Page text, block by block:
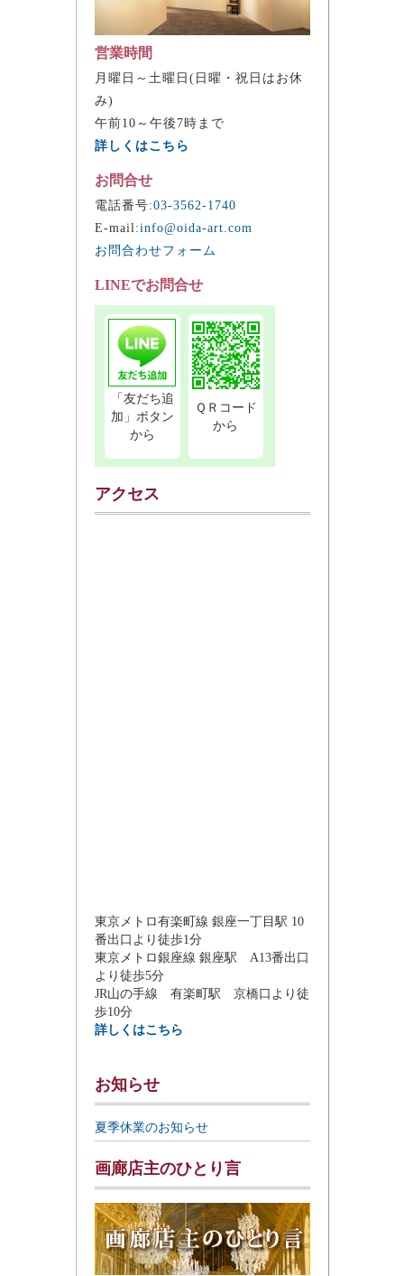
営業時間
月曜日～土曜日(日曜・祝日はお休
み)
午前10～午後7時まで
詳しくはこちら
お問合せ
電話番号:03-3562-1740
E-mail:info@oida-art.com
お問合わせフォーム
LINEでお問合せ
「友だち追
加」ボタン
から
ＱＲコード
から
アクセス
東京メトロ有楽町線 銀座一丁目駅 10
番出口より徒歩1分
東京メトロ銀座線 銀座駅 A13番出口
より徒歩5分
JR山の手線 有楽町駅 京橋口より徒
歩10分
詳しくはこちら
お知らせ
夏季休業のお知らせ
画廊店主のひとり言